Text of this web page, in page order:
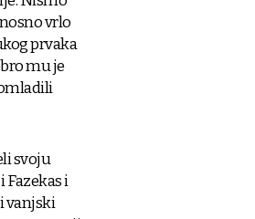
vrlo
prvaka
mu je
svoju
i
vanjski